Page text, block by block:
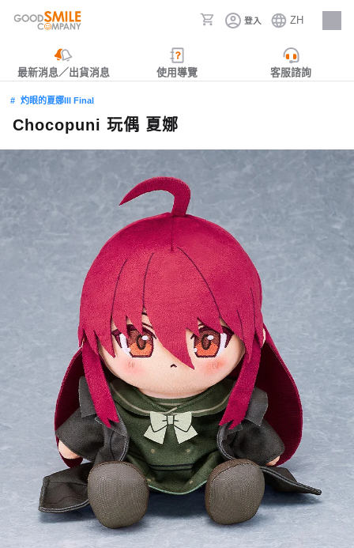
登入 ZH
人才招募
最新消息／出貨消息 使用導覽 客服諮詢
灼眼的夏娜III Final
Chocopuni 玩偶 夏娜